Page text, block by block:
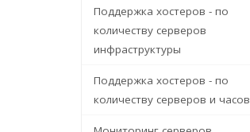
Поддержка хостеров - по
количеству серверов
инфраструктуры
Поддержка хостеров - по
количеству серверов и часов